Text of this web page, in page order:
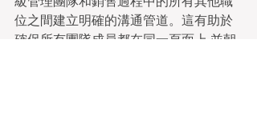
位之間建立明確的溝通管道。這有助於
確保所有團隊成員都在同一頁面上 並朝